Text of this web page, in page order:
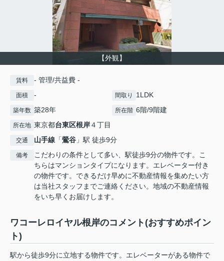
【外観】
賃料 - 管理/共益費 -
面積 - 間取り 1LDK
築年数 築28年 所在階 6階/9階建
所在地 東京都台東区根岸４丁目
交通 山手線 「鶯谷 」駅 徒歩9分
備考
こだわりの条件として多い、駅徒歩9分の物件です。こ
ちらはマンションタイプになります。エレベーター付き
の物件です。できるだけ早めに不動産情報を集めたい方
は当社スタッフまでご連絡ください。地域の不動産情報
をいち早くお届けします。
ワコーレロイヤル根岸のコメント(おすすめポイン
ト)
駅から徒歩9分に立地する物件です。エレベーターがある物件で